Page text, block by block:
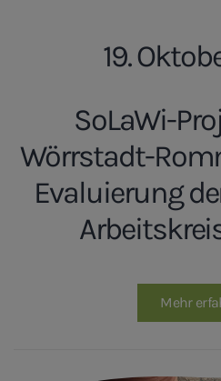
19.
SoLaWi-
Wörrstadt-
Evaluierung
Mehr